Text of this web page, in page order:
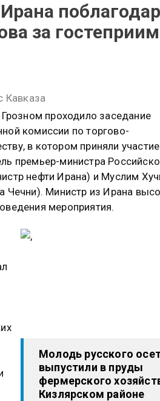
за
Кавказа
проходило заседание
комиссии по торгово-
в котором приняли участие
премьер-министра
нефти Ирана) и Муслим
Чечни). Министр из Ирана
мероприятия.
Молодь русского
выпустили в пруды
фермерского
Кизлярском районе